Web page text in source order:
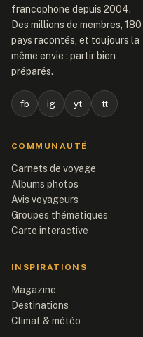
francophone depuis 2004.
Des millions de membres, 180
pays racontés, et toujours la
même envie : partir bien
préparés.
fb ig yt tt
COMMUNAUTÉ
Carnets de voyage
Albums photos
Avis voyageurs
Groupes thématiques
Carte interactive
INSPIRATIONS
Magazine
Destinations
Climat & météo